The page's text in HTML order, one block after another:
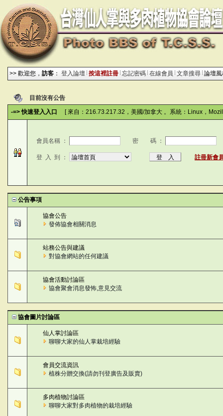
>> 歡迎您， 訪客 ： 登入論壇 按這裡註冊 忘記密碼 在線會員 文章搜尋 論壇
目前沒有公告
-=> 快速登入入口
[ 來自：216.73.217.32，美國/加拿大 。系統：Linux，
會員名稱 ： 密 碼 ：
登 入 到 ： 註冊新會
公告事項
協會公告
發佈協會相關消息
站務公告與建議
對協會網站的任何建議
協會活動討論區
協會聚會消息發怖,意見交流
協會圖片討論區
仙人掌討論區
聊聊大家的仙人掌栽培經驗
會員交流資訊
植株分贈交換(請勿刊登廣告及販賣)
多肉植物討論區
聊聊大家對多肉植物的栽培經驗